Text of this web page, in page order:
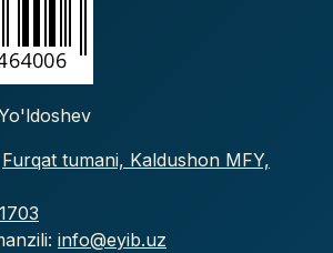
Furqat tumani, Kaldushon MFY,
info@eyib.uz